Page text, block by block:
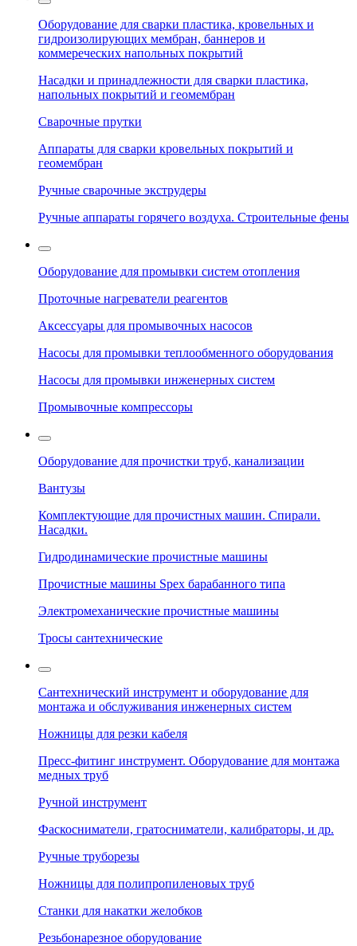
Оборудование для сварки пластика, кровельных и
гидроизолирующих мембран, баннеров и
коммереческих напольных покрытий
Насадки и принадлежности для сварки пластика,
напольных покрытий и геомембран
Сварочные прутки
Аппараты для сварки кровельных покрытий и
геомембран
Ручные сварочные экструдеры
Ручные аппараты горячего воздуха. Строительные фены
Оборудование для промывки систем отопления
Проточные нагреватели реагентов
Аксессуары для промывочных насосов
Насосы для промывки теплообменного оборудования
Насосы для промывки инженерных систем
Промывочные компрессоры
Оборудование для прочистки труб, канализации
Вантузы
Комплектующие для прочистных машин. Спирали.
Насадки.
Гидродинамические прочистные машины
Прочистные машины Spex барабанного типа
Электромеханические прочистные машины
Тросы сантехнические
Сантехнический инструмент и оборудование для
монтажа и обслуживания инженерных систем
Ножницы для резки кабеля
Пресс-фитинг инструмент. Оборудование для монтажа
медных труб
Ручной инструмент
Фаскосниматели, гратосниматели, калибраторы, и др.
Ручные труборезы
Ножницы для полипропиленовых труб
Станки для накатки желобков
Резьбонарезное оборудование